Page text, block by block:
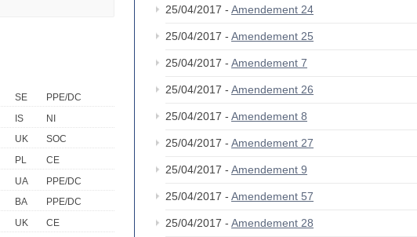
SE
PPE/DC
IS
NI
UK
SOC
PL
CE
UA
PPE/DC
BA
PPE/DC
UK
CE
25/04/2017 - Amendement 24
25/04/2017 - Amendement 25
25/04/2017 - Amendement 7
25/04/2017 - Amendement 26
25/04/2017 - Amendement 8
25/04/2017 - Amendement 27
25/04/2017 - Amendement 9
25/04/2017 - Amendement 57
25/04/2017 - Amendement 28